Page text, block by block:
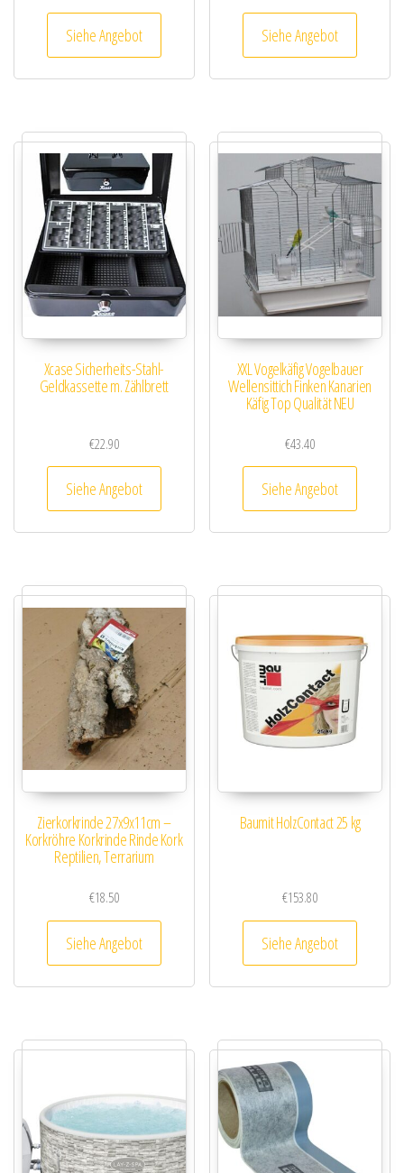
Siehe Angebot Siehe Angebot
Xcase Sicherheits-Stahl-
Geldkassette m. Zählbrett
€22.90
Siehe Angebot
XXL Vogelkäfig Vogelbauer
Wellensittich Finken Kanarien
Käfig Top Qualität NEU
€43.40
Siehe Angebot
Zierkorkrinde 27x9x11cm –
Korkröhre Korkrinde Rinde Kork
Reptilien, Terrarium
€18.50
Siehe Angebot
Baumit HolzContact 25 kg
€153.80
Siehe Angebot